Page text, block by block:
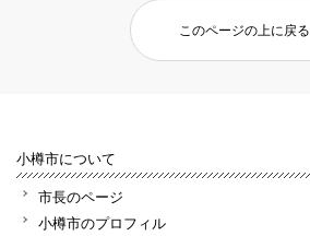
このページの上に戻る
小樽市について
市長のページ
小樽市のプロフィル